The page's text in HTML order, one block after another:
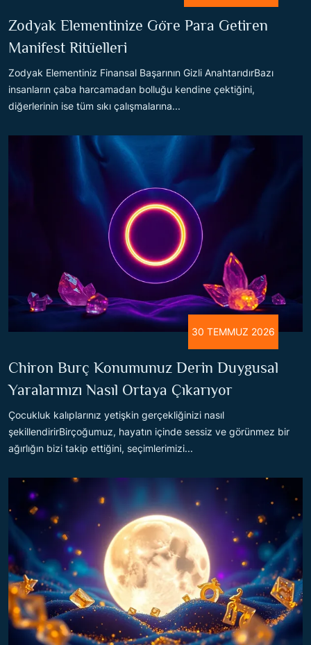
Zodyak Elementinize Göre Para Getiren
Manifest Ritüelleri
Zodyak Elementiniz Finansal Başarının Gizli AnahtarıdırBazı
insanların çaba harcamadan bolluğu kendine çektiğini,
diğerlerinin ise tüm sıkı çalışmalarına...
30 TEMMUZ 2026
Chiron Burç Konumunuz Derin Duygusal
Yaralarınızı Nasıl Ortaya Çıkarıyor
Çocukluk kalıplarınız yetişkin gerçekliğinizi nasıl
şekillendirirBirçoğumuz, hayatın içinde sessiz ve görünmez bir
ağırlığın bizi takip ettiğini, seçimlerimizi...